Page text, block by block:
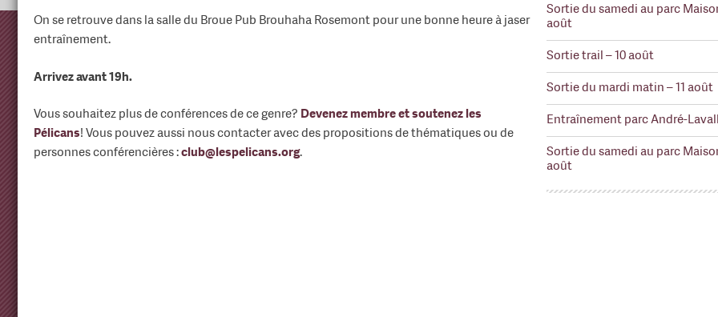
Sortie du samedi au parc
août
Sortie trail – 10 août
Sortie du mardi matin – 11 août
Entraînement parc André-
Sortie du samedi au parc
août
On se retrouve dans la salle du Broue Pub Brouhaha Rosemont pour une bonne heure à jaser
entraînement.
Arrivez avant 19h.
Vous souhaitez plus de conférences de ce genre? Devenez membre et soutenez les
Pélicans! Vous pouvez aussi nous contacter avec des propositions de thématiques ou de
personnes conférencières :club@lespelicans.org.